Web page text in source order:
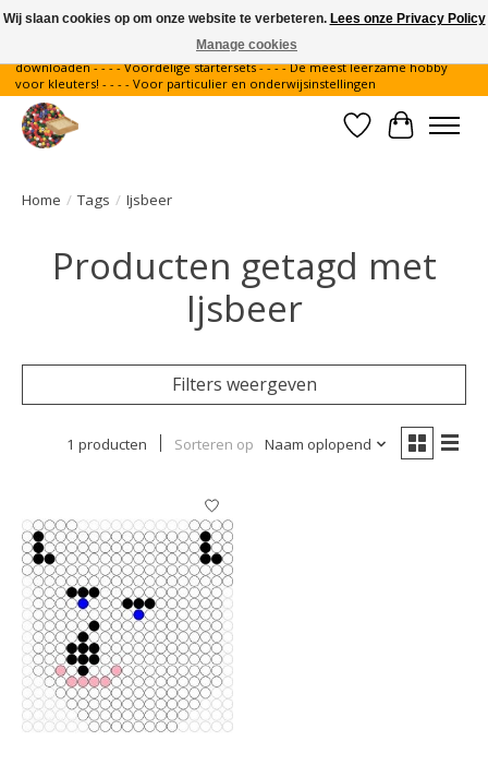
Gratis verzending binnen Nederland - - - - Legvoorbeelden gratis te
downloaden - - - - Voordelige startersets - - - - De meest leerzame hobby
voor kleuters! - - - - Voor particulier en onderwijsinstellingen
Verlanglijst
Home / Tags / Ijsbeer
Producten getagd met
Ijsbeer
Filters weergeven
1 producten Sorteren op Naam oplopend
Wij slaan cookies op om onze website te verbeteren. Lees onze Privacy Policy
Manage cookies